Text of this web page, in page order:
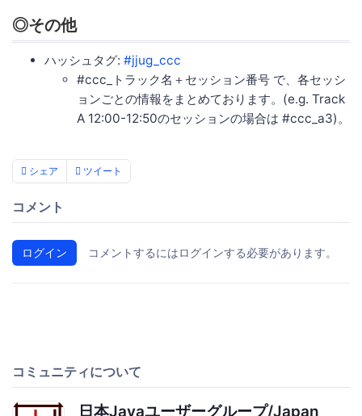
◎その他
ハッシュタグ: #jjug_ccc
#ccc_トラック名＋セッション番号 で、各セッシ
ョンごとの情報をまとめております。(e.g. Track
A 12:00-12:50のセッションの場合は #ccc_a3)。
シェア ツイート
コメント
ログイン コメントするにはログインする必要があります。
コミュニティについて
日本Javaユーザーグループ/Japan